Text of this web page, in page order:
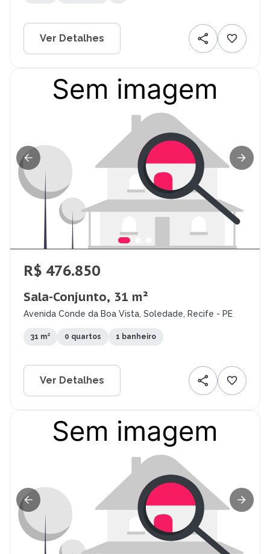
Ver Detalhes
R$ 476.850
Sala-Conjunto, 31 m²
Avenida Conde da Boa Vista, Soledade, Recife - PE
31 m² 0 quartos 1 banheiro
Ver Detalhes